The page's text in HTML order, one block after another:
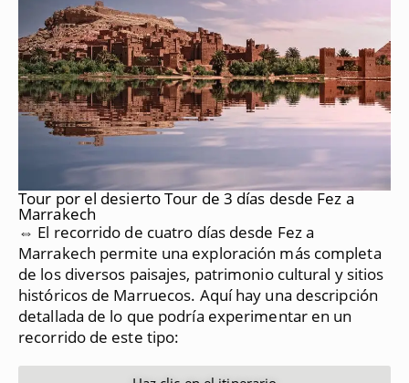
Tour por el desierto Tour de 3 días desde Fez a
Marrakech
⇔ El recorrido de cuatro días desde Fez a
Marrakech permite una exploración más completa
de los diversos paisajes, patrimonio cultural y sitios
históricos de Marruecos. Aquí hay una descripción
detallada de lo que podría experimentar en un
recorrido de este tipo: